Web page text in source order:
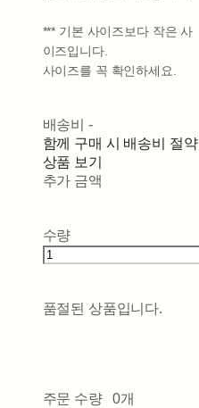
*** 기본 사이즈보다 작은 사
이즈입니다.
사이즈를 꼭 확인하세요.
배송비 -
함께 구매 시 배송비 절약
상품 보기
추가 금액
수량
품절된 상품입니다.
주문 수량
0개